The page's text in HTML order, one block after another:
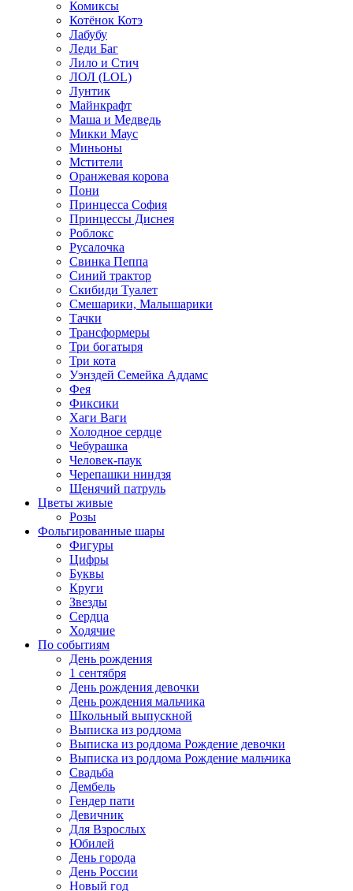
Комиксы
Котёнок Котэ
Лабубу
Леди Баг
Лило и Стич
ЛОЛ (LOL)
Лунтик
Майнкрафт
Маша и Медведь
Микки Маус
Миньоны
Мстители
Оранжевая корова
Пони
Принцесса София
Принцессы Диснея
Роблокс
Русалочка
Свинка Пеппа
Синий трактор
Скибиди Туалет
Смешарики, Малышарики
Тачки
Трансформеры
Три богатыря
Три кота
Уэнздей Семейка Аддамс
Фея
Фиксики
Хаги Ваги
Холодное сердце
Чебурашка
Человек-паук
Черепашки ниндзя
Щенячий патруль
Цветы живые
Розы
Фольгированные шары
Фигуры
Цифры
Буквы
Круги
Звезды
Сердца
Ходячие
По событиям
День рождения
1 сентября
День рождения девочки
День рождения мальчика
Школьный выпускной
Выписка из роддома
Выписка из роддома Рождение девочки
Выписка из роддома Рождение мальчика
Свадьба
Дембель
Гендер пати
Девичник
Для Взрослых
Юбилей
День города
День России
Новый год